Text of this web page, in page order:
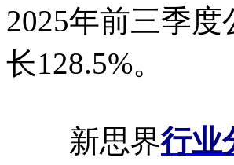
2025年前三季
长128.5%。
新思界行业